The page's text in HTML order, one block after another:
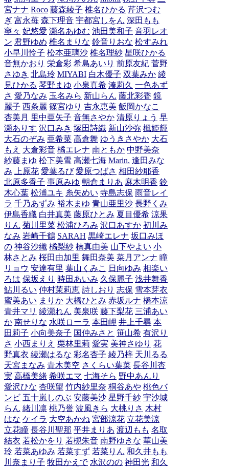
宮ナナ Roco 藤森綾子 椎名ひかる 芹沢つむ
ぎ 富永苺 森下理音 宇都宮しをん 深田もも
寧々 妃悠愛 瀬名あゆむ 池田美和子 音羽レオ
ン 君野ゆめ 椎名まりな 鈴音りおな 松すみれ
小早川怜子 松本亜璃沙 椎名理紗 星咲ひかる
音無かおり 栄倉彩 希島あいり 前原友紀 菅野
さゆき 北島玲 MIYABI 白木優子 双葉みか 綾
見ひかる 琴野まゆ 小泉真希 湊莉久 一色あず
さ 愛乃なみ 玉名みら 新山らん 藤北彩香 鏡
麗子 西条麗 篠宮ゆり 吉永恵美 飯岡かなこ
杏美月 里中亜矢子 音無さやか 清原りょう 早
瀬ありす 沢口みき 塚田詩織 新山沙弥 楓姫輝
大石のぞみ 亜希菜 高倉舞 ゆうきさやか 大石
もえ 大倉彩音 橘エレナ 南ともか 中野美奈
紗藤まゆ 松下美雪 高瀬七海 Marin. 逢田みな
み
上原花 愛葉るび 愛原つばさ 相田紗耶香
北原多香子 事原みゆ 朝倉まりあ 麻木明香 鈴
木心葉 松浦ユキ 糸矢めい 寺島志保 雨音レイ
ラ 千乃あずみ 裕木まゆ 青山亜里沙 長野くみ
伊島香織 白井真美 藤原ひとみ 夏目優希 涼果
りん 菊川里菜 松浦ひろみ 沢口あすか 初川み
なみ 岩崎千鶴 SARAH 黒崎エレナ 坂口みほ
の 神谷沙織 橘梨紗 楠真由美 山下やよい 小
林さとみ 桜田由加里 舞田奈美 菜月アンナ 瞳
リョウ 安達有里 葉山くみこ 日向ゆみ 相楽い
ろは 保坂えり 時田あいみ 久保麗子 浅井舞香
鮎川るい 仲村茉莉恵 詩しおり 志保 雪本芽衣
蜜美あい まりか 大橋ひとみ 赤坂ルナ 橋本涼
青井マリ 綾瀬れん 美泉咲 藤下梨花 三浦あい
か 南せりな 水咲ローラ 本田岬 井上千尋 本
田莉子 小向美奈子 国仲みさと 笹山希 有沢り
さ 小西まりえ 栗林里莉 愛実 美神さゆり 花
野真衣 綾瀬はるな 彩名杏子 綾乃梓 天川るる
天宮まなみ 青木美空 さくらい葉菜 長谷川杏
実 高橋美緒 希咲エマ 七海そら 野中あんり
愛沢ひな 杏咲望 竹内紗里奈 桐谷あや 桃色バ
ンビ 五十嵐しのぶ 安藤美沙 星野千紗 宇沙城
らん 緒川凛 桃乃誉 波風きら 大桃りさ 木村
はな ケイラ 大空あかね 宮部涼花 立花美涼
立花瞳 長谷川聖那 平井まりあ 渡辺もも 名取
結衣 若松かをり 若槻朱音 南野ゆきな 華山美
玲 若菜あゆみ 若菜すず 若菜りん 和久井もも
川奈まり子 牧田かえで 水沢のの 神田光 和久